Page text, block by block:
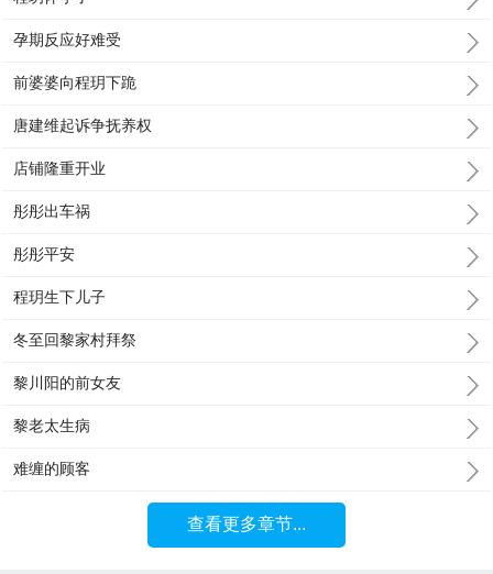
孕期反应好难受
前婆婆向程玥下跪
唐建维起诉争抚养权
店铺隆重开业
彤彤出车祸
彤彤平安
程玥生下儿子
冬至回黎家村拜祭
黎川阳的前女友
黎老太生病
难缠的顾客
查看更多章节...